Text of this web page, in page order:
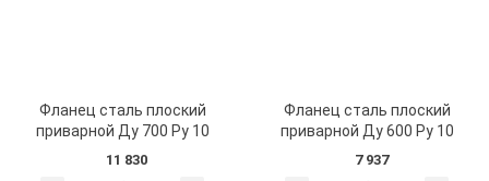
Фланец сталь плоский
приварной Ду 700 Ру 10
11 830
Фланец сталь плоский
приварной Ду 600 Ру 10
7 937